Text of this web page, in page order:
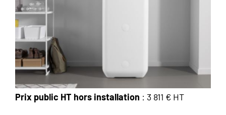
Prix public HT hors installation : 3 811 € HT